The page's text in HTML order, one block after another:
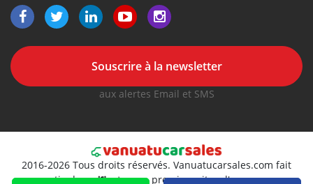
Souscrire à la newsletter
aux alertes Email et SMS
2016-2026 Tous droits réservés. Vanuatucarsales.com fait
partie de
, premiers sites d'annonces